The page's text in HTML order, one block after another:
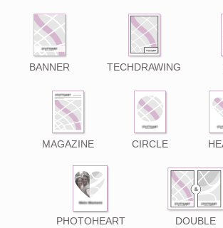
BANNER TECHDRAWING
MAGAZINE CIRCLE
PHOTOHEART DOUBLE